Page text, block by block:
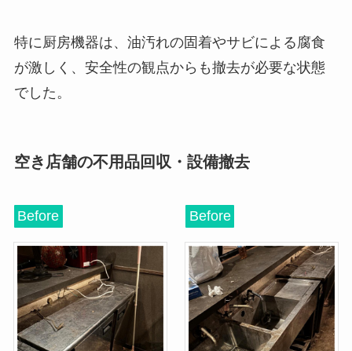
特に厨房機器は、油汚れの固着やサビによる腐食
が激しく、安全性の観点からも撤去が必要な状態
でした。
空き店舗の不用品回収・設備撤去
Before Before